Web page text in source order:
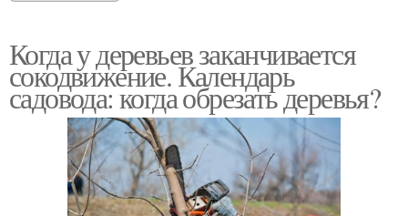
Когда у деревьев заканчивается
сокодвижение. Календарь
садовода: когда обрезать деревья?